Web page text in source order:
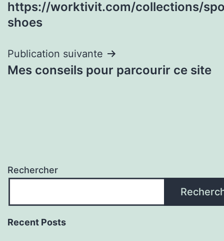
l’article
https://worktivit.com/collections/
shoes
Publication suivante
Mes conseils pour parcourir ce site
Rechercher
Recent Posts